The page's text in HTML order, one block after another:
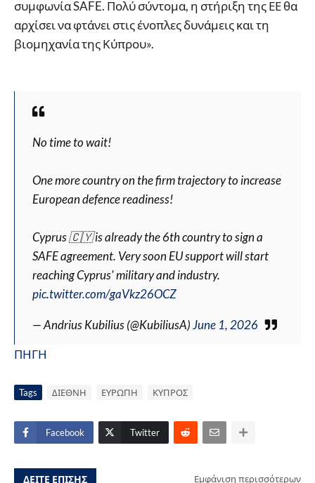
συμφωνία SAFE. Πολύ σύντομα, η στήριξη της ΕΕ θα
αρχίσει να φτάνει στις ένοπλες δυνάμεις και τη
βιομηχανία της Κύπρου».
No time to wait!
One more country on the firm trajectory to increase
European defence readiness!
Cyprus 🇨🇾 is already the 6th country to sign a
SAFE agreement. Very soon EU support will start
reaching Cyprus' military and industry.
pic.twitter.com/gaVkz26OCZ
— Andrius Kubilius (@KubiliusA)June 1, 2026
ΠΗΓΗ
Tags ΔΙΕΘΝΗ ΕΥΡΩΠΗ ΚΥΠΡΟΣ
Facebook Twitter
ΔΕΙΤΕ ΕΠΙΣΗΣ Εμφάνιση περισσότερων